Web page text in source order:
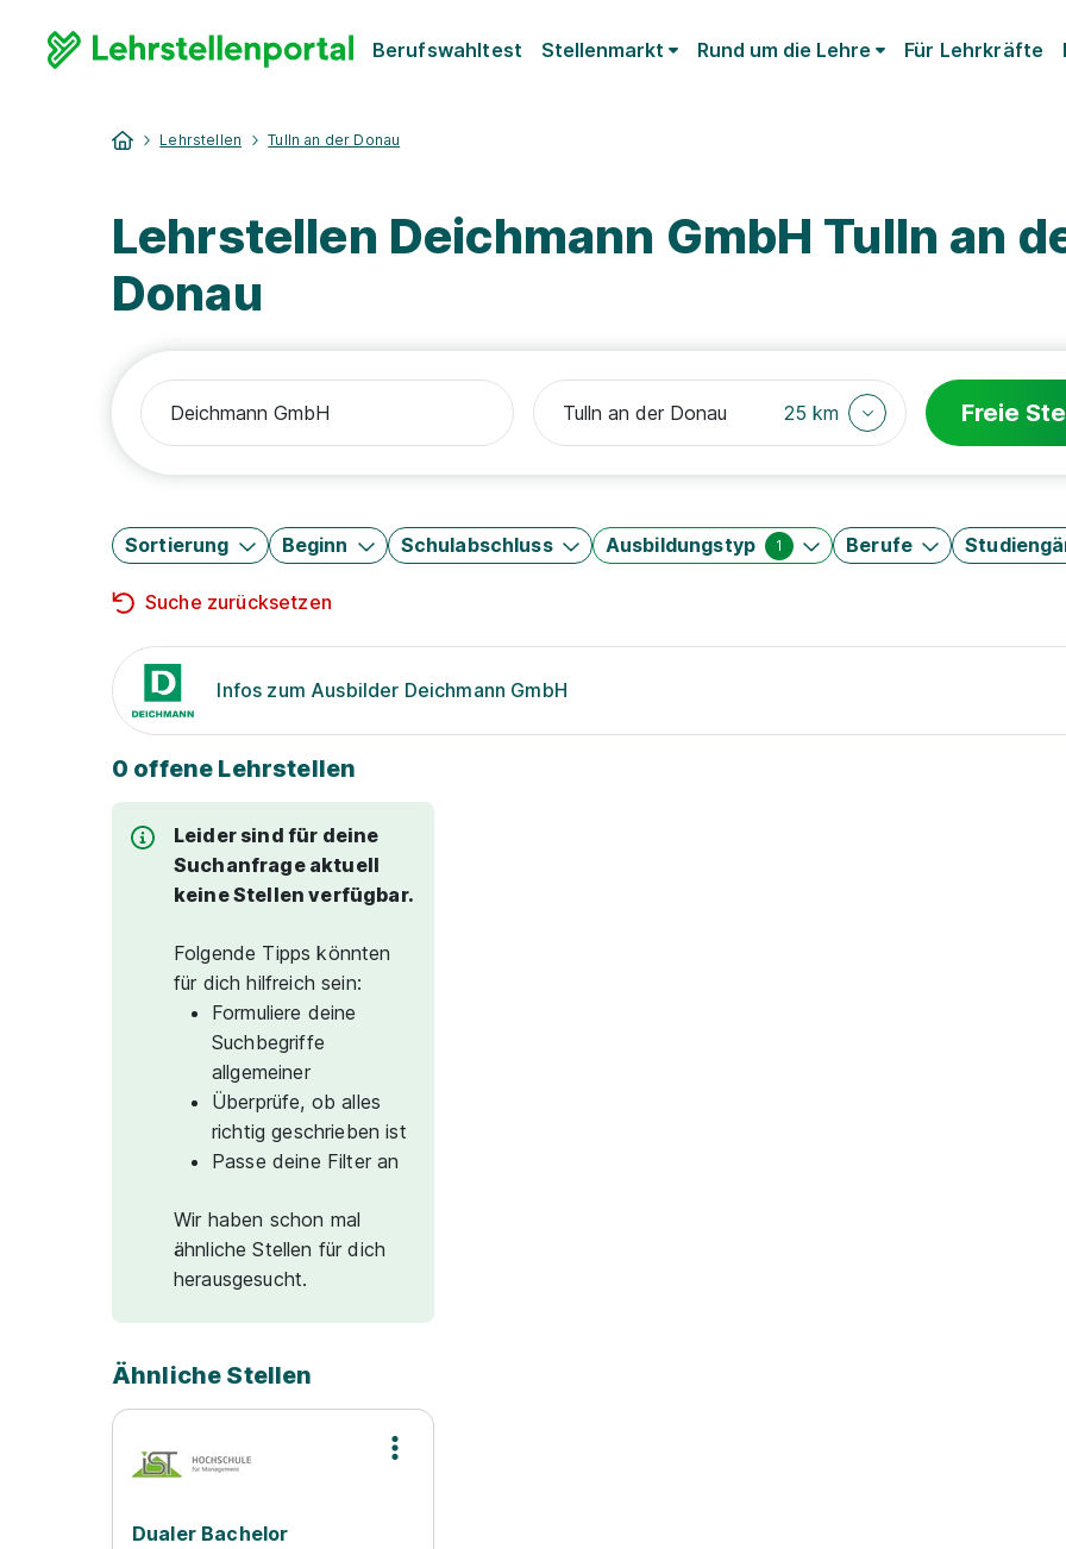
Berufswahltest Stellenmarkt Rund um die Lehre Für Lehrkräfte
Lehrstellen Tulln an der Donau
Lehrstellen Deichmann GmbH Tulln an
Donau
25 km Freie
Sortierung Beginn Schulabschluss Ausbildungstyp 1 Berufe
Suche zurücksetzen
Infos zum Ausbilder Deichmann GmbH
0 offene Lehrstellen
Leider sind für deine
Suchanfrage aktuell
keine Stellen verfügbar.
Folgende Tipps könnten
für dich hilfreich sein:
Formuliere deine
Suchbegriffe
allgemeiner
Überprüfe, ob alles
richtig geschrieben ist
Passe deine Filter an
Wir haben schon mal
ähnliche Stellen für dich
herausgesucht.
Ähnliche Stellen
Dualer Bachelor